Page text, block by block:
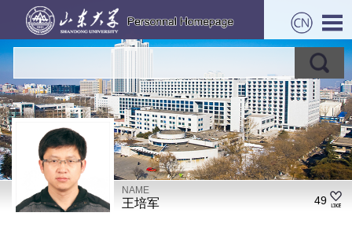
NAME
王培军 49